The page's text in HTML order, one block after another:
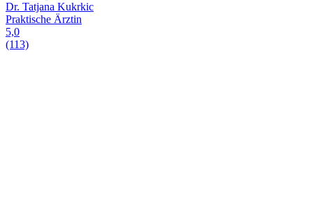
Dr. Tatjana Kukrkic
Praktische Ärztin
5,0
(113)